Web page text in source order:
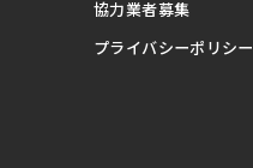
協力業者募集
プライバシーポリシー